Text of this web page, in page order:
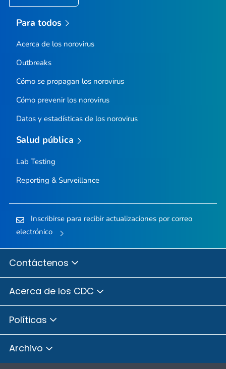
Para todos
Acerca de los norovirus
Outbreaks
Cómo se propagan los norovirus
Cómo prevenir los norovirus
Datos y estadísticas de los norovirus
Salud pública
Lab Testing
Reporting & Surveillance
Inscribirse para recibir actualizaciones por correo
electrónico
Contáctenos
Acerca de los CDC
Políticas
Archivo